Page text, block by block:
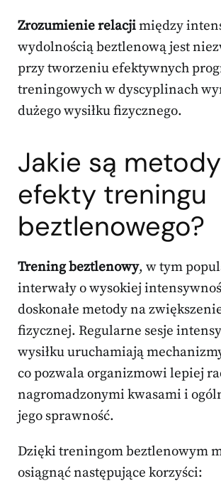
Zrozumienie relacjimiędzy
wydolnością beztlenową jest
przy tworzeniu efektywnych
treningowych w dyscyplinach
dużego wysiłku fizycznego.
Jakie są
efekty treningu
beztlenowego?
Trening beztlenowy, w tym
interwały o wysokiej
doskonałe metody na
fizycznej. Regularne sesje
wysiłku uruchamiają
co pozwala organizmowi lepiej
nagromadzonymi kwasami i
jego sprawność.
Dzięki treningom beztlenowym
osiągnąć następujące korzyści: